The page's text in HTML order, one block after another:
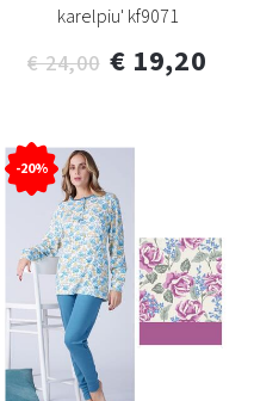
karelpiu' kf9071
€ 24,00 € 19,20
-20%